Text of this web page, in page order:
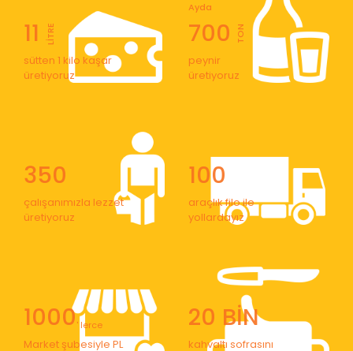
11 LİTRE
sütten 1 kilo kaşar
üretiyoruz
700
Ayda
TON
peynir
üretiyoruz
350
çalışanımızla lezzet
üretiyoruz
100
araçlık filo ile
yollardayız
1000' lerce
Market şubesiyle PL
20 BİN
kahvaltı sofrasını